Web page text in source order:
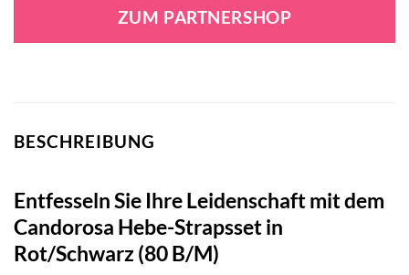
ZUM PARTNERSHOP
BESCHREIBUNG
Entfesseln Sie Ihre Leidenschaft mit dem
Candorosa Hebe-Strapsset in
Rot/Schwarz (80 B/M)